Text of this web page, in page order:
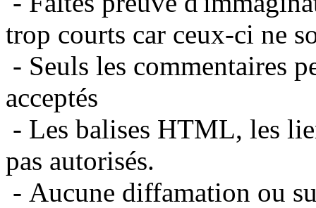
trop courts car ceux-ci ne
- Seuls les commentaires
acceptés
- Les balises HTML, les
pas autorisés.
- Aucune diffamation ou